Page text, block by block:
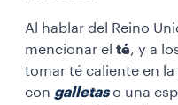
Al hablar del Reino
mencionar el té, y a
tomar té caliente en
con galletaso una